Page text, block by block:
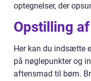
optegnelser, der
Opstilling
Her kan du indsætte
på nøglepunkter og
aftensmad til børn.